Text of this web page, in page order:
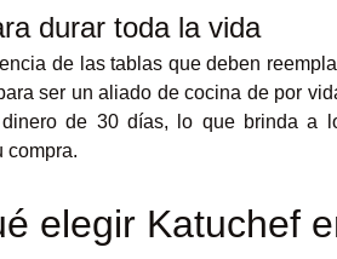
durar toda la vida
de las tablas que deben
ser un aliado de cocina de por
de 30 días, lo que brinda a
compra.
elegir Katuchef